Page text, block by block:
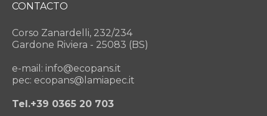
CONTACTO
Corso Zanardelli, 232/234
Gardone Riviera - 25083 (BS)
e-mail: info@ecopans.it
pec: ecopans@lamiapec.it
Tel.+39 0365 20 703